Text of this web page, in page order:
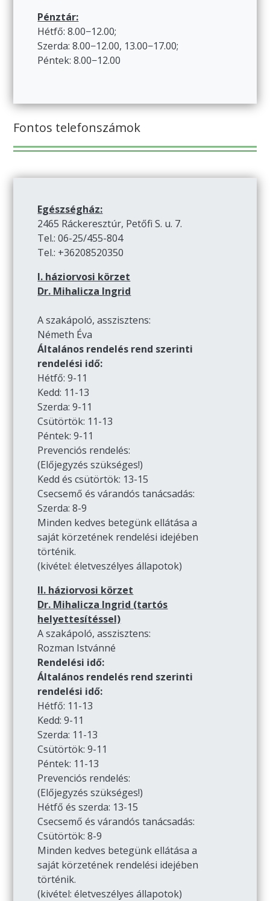
Pénztár:
Hétfő: 8.00−12.00;
Szerda: 8.00−12.00, 13.00−17.00;
Péntek: 8.00−12.00
Fontos telefonszámok
Egészségház:
2465 Ráckeresztúr, Petőfi S. u. 7.
Tel.: 06-25/455-804
Tel.: +36208520350
I. háziorvosi körzet
Dr. Mihalicza Ingrid
A szakápoló, asszisztens:
Németh Éva
Általános rendelés rend szerinti
rendelési idő:
Hétfő: 9-11
Kedd: 11-13
Szerda: 9-11
Csütörtök: 11-13
Péntek: 9-11
Prevenciós rendelés:
(Előjegyzés szükséges!)
Kedd és csütörtök: 13-15
Csecsemő és várandós tanácsadás:
Szerda: 8-9
Minden kedves betegünk ellátása a
saját körzetének rendelési idejében
történik.
(kivétel: életveszélyes állapotok)
II. háziorvosi körzet
Dr. Mihalicza Ingrid (tartós
helyettesítéssel)
A szakápoló, asszisztens:
Rozman Istvánné
Rendelési idő:
Általános rendelés rend szerinti
rendelési idő:
Hétfő: 11-13
Kedd: 9-11
Szerda: 11-13
Csütörtök: 9-11
Péntek: 11-13
Prevenciós rendelés:
(Előjegyzés szükséges!)
Hétfő és szerda: 13-15
Csecsemő és várandós tanácsadás:
Csütörtök: 8-9
Minden kedves betegünk ellátása a
saját körzetének rendelési idejében
történik.
(kivétel: életveszélyes állapotok)